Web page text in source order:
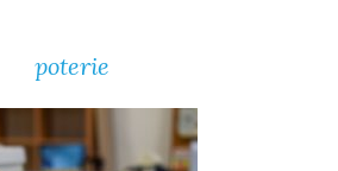
poterie